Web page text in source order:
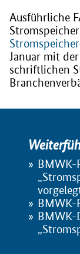
Ausführliche
Januar mit
schriftlichen
BMWK-
BMWK-
BMWK-